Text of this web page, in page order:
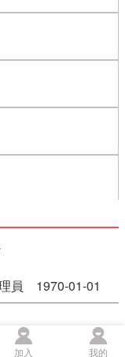
員 1970-01-01
加入 我的